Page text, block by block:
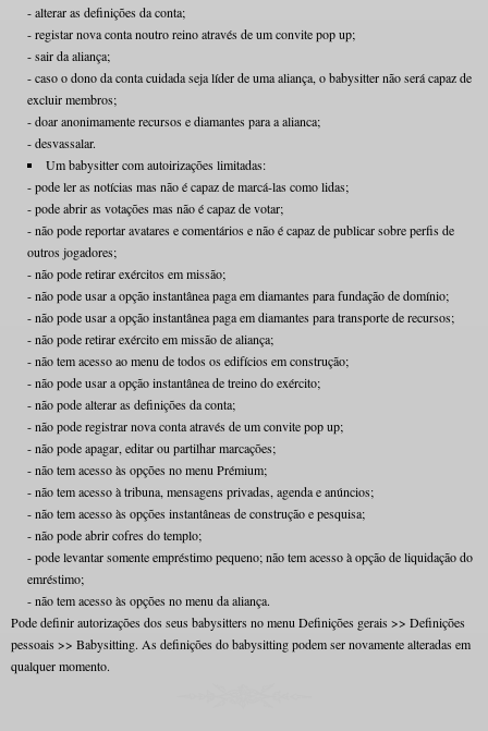
- alterar as definições da conta;
- registar nova conta noutro reino através de um convite pop up;
- sair da aliança;
- caso o dono da conta cuidada seja líder de uma aliança, o babysitter não será capaz de
excluir membros;
- doar anonimamente recursos e diamantes para a alianca;
- desvassalar.
Um babysitter com autoirizações limitadas:
- pode ler as notícias mas não é capaz de marcá-las como lidas;
- pode abrir as votações mas não é capaz de votar;
- não pode reportar avatares e comentários e não é capaz de publicar sobre perfis de
outros jogadores;
- não pode retirar exércitos em missão;
- não pode usar a opção instantânea paga em diamantes para fundação de domínio;
- não pode usar a opção instantânea paga em diamantes para transporte de recursos;
- não pode retirar exército em missão de aliança;
- não tem acesso ao menu de todos os edifícios em construção;
- não pode usar a opção instantânea de treino do exército;
- não pode alterar as definições da conta;
- não pode registrar nova conta através de um convite pop up;
- não pode apagar, editar ou partilhar marcações;
- não tem acesso às opções no menu Prémium;
- não tem acesso à tribuna, mensagens privadas, agenda e anúncios;
- não tem acesso às opções instantâneas de construção e pesquisa;
- não pode abrir cofres do templo;
- pode levantar somente empréstimo pequeno; não tem acesso à opção de liquidação do
emréstimo;
- não tem acesso às opções no menu da aliança.
Pode definir autorizações dos seus babysitters no menu Definições gerais >> Definições
pessoais >> Babysitting. As definições do babysitting podem ser novamente alteradas em
qualquer momento.